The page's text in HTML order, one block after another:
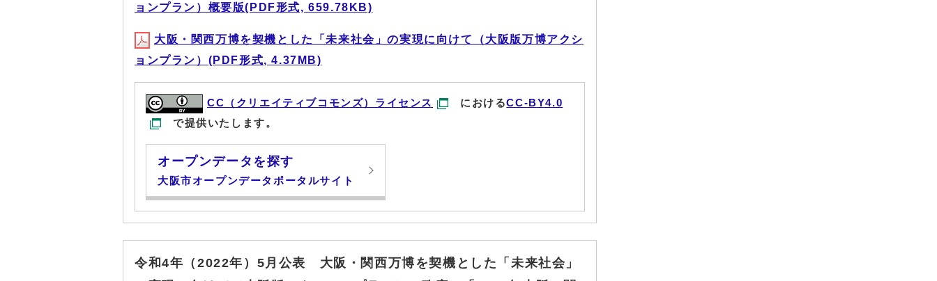
ョンプラン）概要版(PDF形式, 659.78KB)
大阪・関西万博を契機とした「未来社会」の実現に向けて（大阪版万博アクシ
ョンプラン）(PDF形式, 4.37MB)
CC（クリエイティブコモンズ）ライセンス におけるCC-BY4.0
で提供いたします。
オープンデータを探す
大阪市オープンデータポータルサイト
令和4年（2022年）5月公表 大阪・関西万博を契機とした「未来社会」